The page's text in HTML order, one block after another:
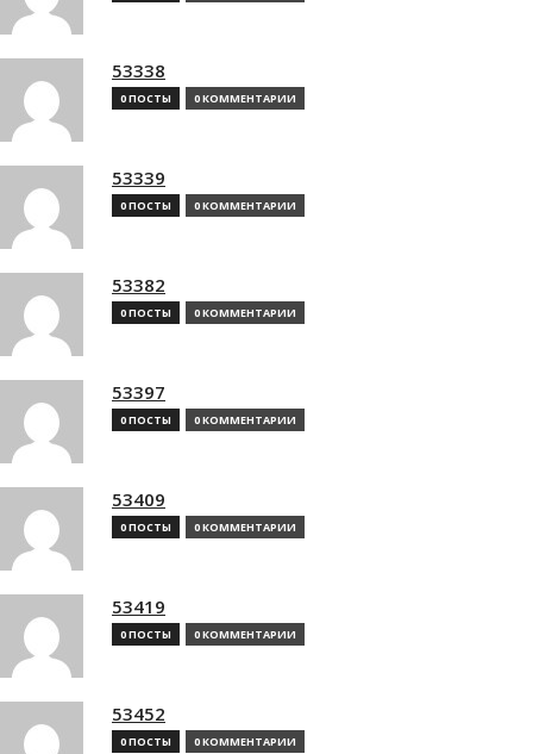
53338
0 ПОСТЫ 0 КОММЕНТАРИИ
53339
0 ПОСТЫ 0 КОММЕНТАРИИ
53382
0 ПОСТЫ 0 КОММЕНТАРИИ
53397
0 ПОСТЫ 0 КОММЕНТАРИИ
53409
0 ПОСТЫ 0 КОММЕНТАРИИ
53419
0 ПОСТЫ 0 КОММЕНТАРИИ
53452
0 ПОСТЫ 0 КОММЕНТАРИИ